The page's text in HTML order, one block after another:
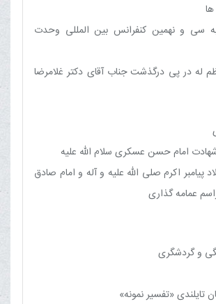
سی و نهمین کنفرانس بین المللی وحدت
له در پی درگذشت جناب آقای دکتر غلامرضا
امام حسن عسکری سلام الله علیه
پیامبر اکرم صلی الله علیه و آله و امام صادق
عمامه گذاری
و گردشگری
تایلندی «تفسیر نمونه»